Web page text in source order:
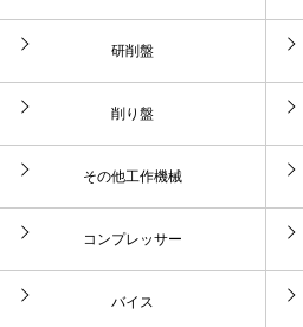
研削盤
削り盤
その他工作機械
コンプレッサー
バイス